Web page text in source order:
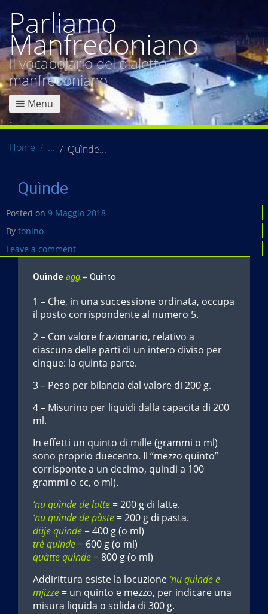
Parliamo
Manfredoniano
Il vocabolario del dialetto
manfredoniano
Menu
Home Quìnde
Quìnde
Posted on 9 Maggio 2018
By tonino
Leave a comment
Quìnde agg.= Quinto
1 – Che, in una successione ordinata, occupa
il posto corrispondente al numero 5.
2 – Con valore frazionario, relativo a
ciascuna delle parti di un intero diviso per
cinque: la quinta parte.
3 – Peso per bilancia dal valore di 200 g.
4 – Misurino per liquidi dalla capacita di 200
ml.
In effetti un quinto di mille (grammi o ml)
sono proprio duecento. Il “mezzo quinto”
corrisponte a un decimo, quindi a 100
grammi o cc, o ml).
‘nu quìnde de latte = 200 g di latte.
‘nu quìnde de pàste = 200 g di pasta.
düje quìnde = 400 g (o ml)
trè quìnde = 600 g (o ml)
quàtte quìnde = 800 g (o ml)
Addirittura esiste la locuzione ‘nu quìnde e
mjizze = un quinto e mezzo, per indicare una
misura liquida o solida di 300 g.